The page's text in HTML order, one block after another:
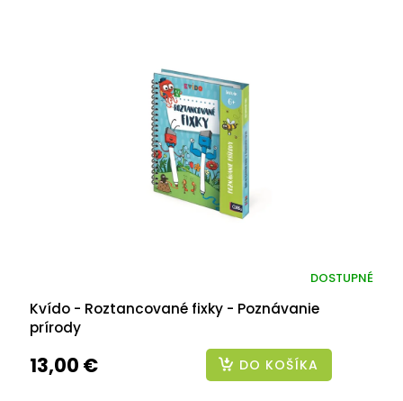
Kvído - Roztancované fixky - Poznávanie
prírody
DOSTUPNÉ
13,00 € DO KOŠÍKA